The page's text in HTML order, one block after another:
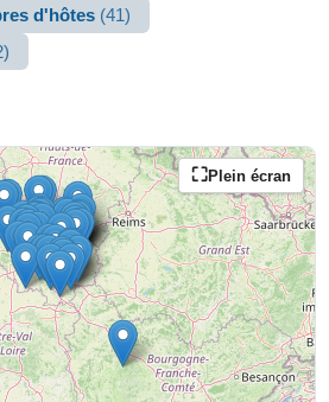
d'hôtes (41)
Plein écran